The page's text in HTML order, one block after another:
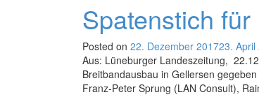
Spatenstich
Posted on 22. Dezember 201723. April
Aus: Lüneburger Landeszeitung,
Breitbandausbau in Gellersen
Franz-Peter Sprung (LAN Consult),